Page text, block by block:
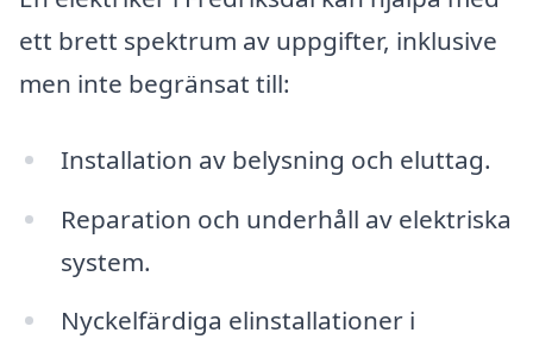
ett brett spektrum av uppgifter, inklusive
men inte begränsat till:
Installation av belysning och eluttag.
Reparation och underhåll av elektriska
system.
Nyckelfärdiga elinstallationer i